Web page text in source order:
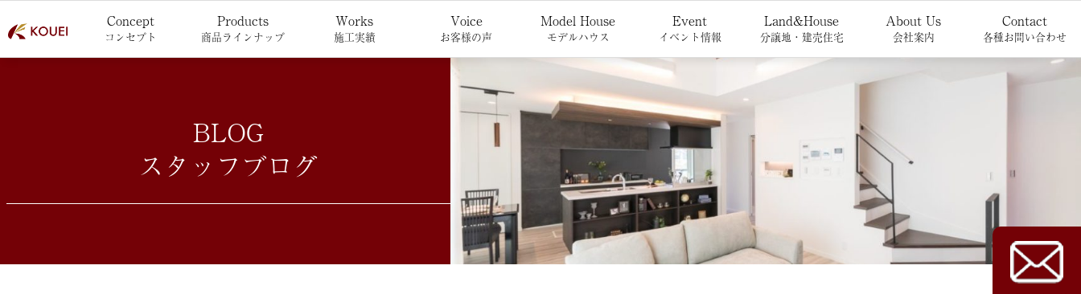
Concept
コンセプト
Products
商品ラインナップ
Works
施工実績
Voice
お客様の声
Model House
モデルハウス
Event
イベント情報
Land&House
分譲地・建売住宅
About Us
会社案内
Contact
各種お問い合わせ
BLOG
スタッフブログ